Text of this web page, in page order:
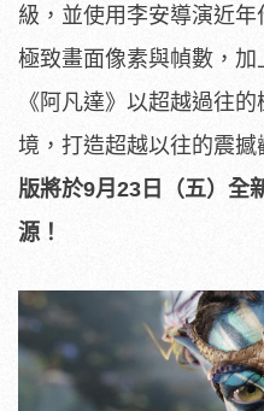
級，並使用李安導演近年
極致畫面像素與幀數，
《 阿凡達》以超越過往
境， 打造超越以往的震撼
版將於9月 23 日（五）全
源！